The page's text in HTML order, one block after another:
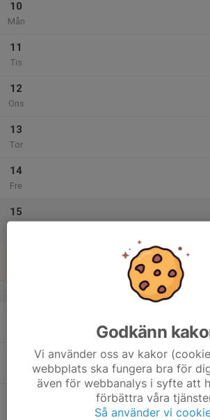
10
Mån
11
Tis
12
Ons
13
Tor
14
Fre
15
v.34
Godkänn
Vi använder oss av kakor
webbplats ska fungera bra för
även för webbanalys i syfte att
förbättra våra
Så använder vi